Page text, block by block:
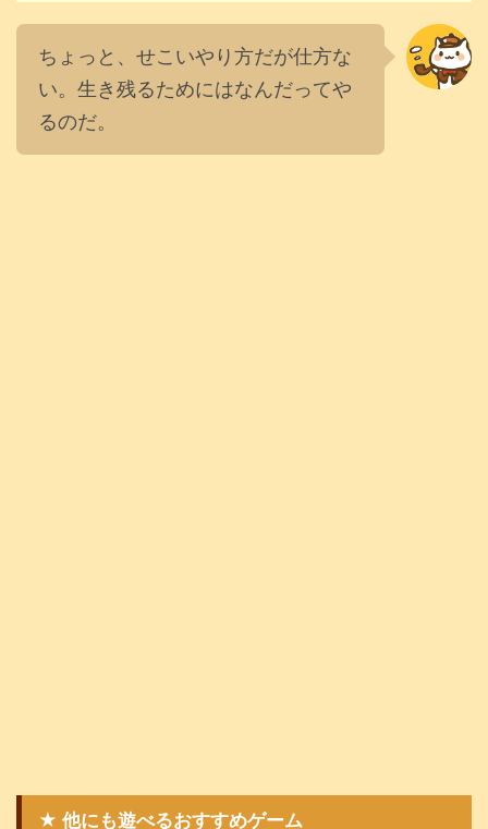
ちょっと、せこいやり方だが仕方な
い。生き残るためにはなんだってや
るのだ。
★ 他にも遊べるおすすめゲーム